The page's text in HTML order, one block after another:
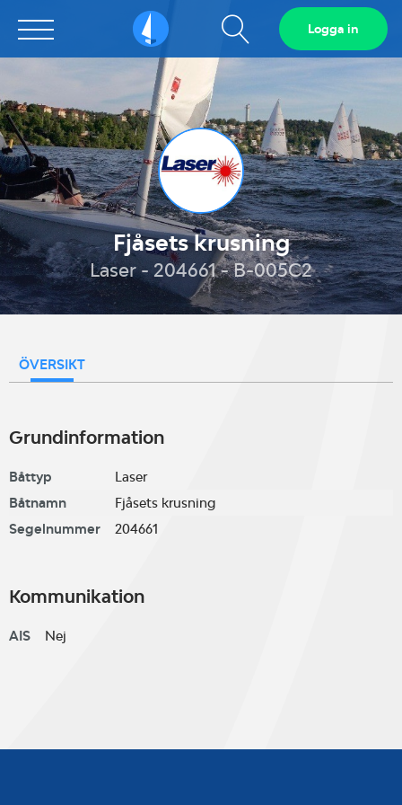
Sailarena Visa
sökfält
Logga in
Fjåsets krusning
Laser - 204661 - B-005C2
ÖVERSIKT
Grundinformation
Båttyp
Laser
Båtnamn
Fjåsets krusning
Segelnummer
204661
Kommunikation
AIS Nej